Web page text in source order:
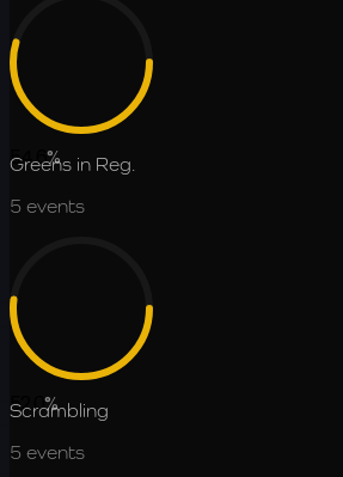
54.6%
Greens in Reg.
5 events
52.0%
Scrambling
5 events